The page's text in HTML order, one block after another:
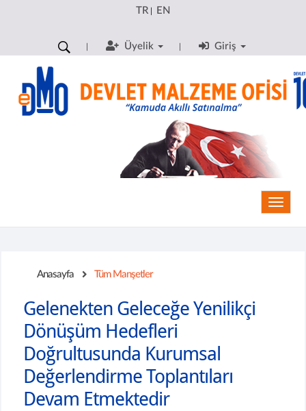
TR| EN
Üyelik Giriş
Anasayfa Tüm Manşetler
Gelenekten Geleceğe Yenilikçi
Dönüşüm Hedefleri
Doğrultusunda Kurumsal
Değerlendirme Toplantıları
Devam Etmektedir